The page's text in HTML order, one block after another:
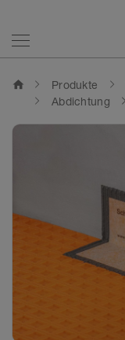
home Produkte
Abdichtung